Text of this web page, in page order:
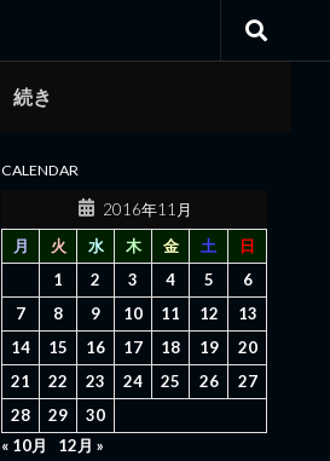
続き
CALENDAR
2016年11月
月
火 水 木 金 土
日
1
2 3 4 5
6
7
8 9 10 11 12
13
14
15 16 17 18 19
20
21
22 23 24 25 26
27
28
29
30
« 10月
12月 »